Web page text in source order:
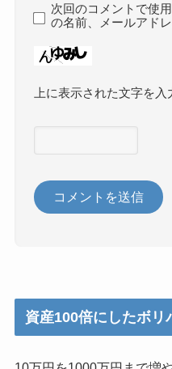
次回のコメントで使
の名前、メールアド
上に表示された文字を入
資産100倍にしたボリ